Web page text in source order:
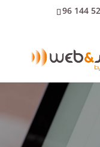
96 144